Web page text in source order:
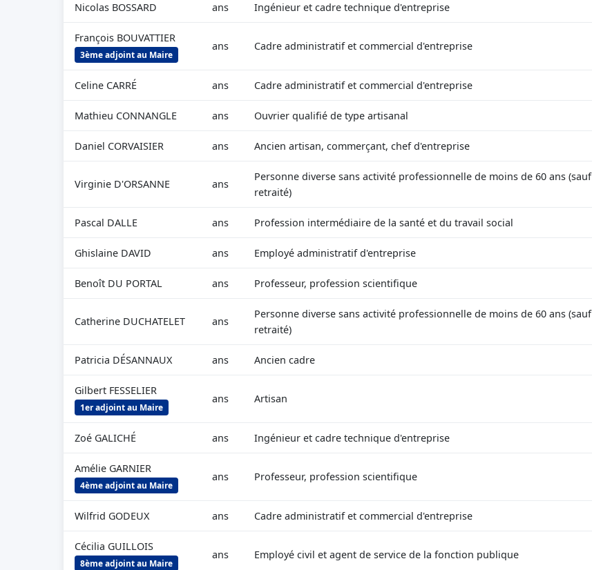
Nicolas BOSSARD ans Ingénieur et cadre technique d'entreprise
François BOUVATTIER
3ème adjoint au Maire
ans Cadre administratif et commercial d'entreprise
Celine CARRÉ ans Cadre administratif et commercial d'entreprise
Mathieu CONNANGLE ans Ouvrier qualifié de type artisanal
Daniel CORVAISIER ans Ancien artisan, commerçant, chef d'entreprise
Virginie D'ORSANNE ans
Personne diverse sans activité professionnelle de moins de 60 ans (sauf
retraité)
Pascal DALLE ans Profession intermédiaire de la santé et du travail social
Ghislaine DAVID ans Employé administratif d'entreprise
Benoît DU PORTAL ans Professeur, profession scientifique
Catherine DUCHATELET ans
Personne diverse sans activité professionnelle de moins de 60 ans (sauf
retraité)
Patricia DÉSANNAUX ans Ancien cadre
Gilbert FESSELIER
1er adjoint au Maire
ans Artisan
Zoé GALICHÉ ans Ingénieur et cadre technique d'entreprise
Amélie GARNIER
4ème adjoint au Maire
ans Professeur, profession scientifique
Wilfrid GODEUX ans Cadre administratif et commercial d'entreprise
Cécilia GUILLOIS
8ème adjoint au Maire
ans Employé civil et agent de service de la fonction publique